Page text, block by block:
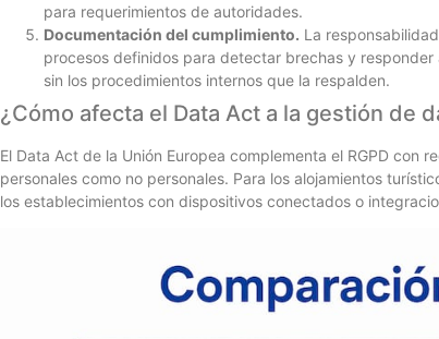
para requerimientos de autoridades.
Documentación del cumplimiento. La
procesos definidos para detectar brechas y
sin los procedimientos internos que la respalden.
¿Cómo afecta el Data Act a la gestión de
El Data Act de la Unión Europea complementa el RGPD
personales como no personales. Para los alojamientos
los establecimientos con dispositivos conectados o